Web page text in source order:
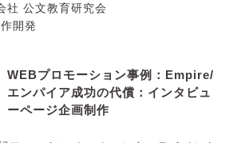
社 公文教育研究会
開発
WEBプロモーション事例：Empire/
エンパイア成功の代償：インタビュ
ーページ企画制作